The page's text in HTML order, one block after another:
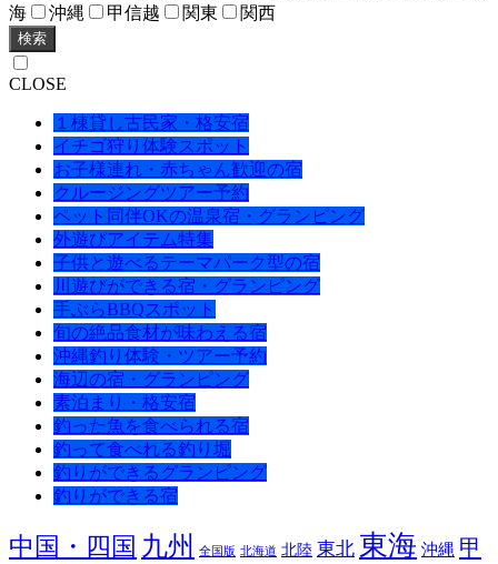
海
沖縄 甲信越 関東 関西
検索
CLOSE
１棟貸し古民家・格安宿
イチゴ狩り体験スポット
お子様連れ・赤ちゃん歓迎の宿
クルージングツアー予約
ペット同伴OKの温泉宿・グランピング
外遊びアイテム特集
子供と遊べるテーマパーク型の宿
川遊びができる宿・グランピング
手ぶらBBQスポット
旬の絶品食材が味わえる宿
沖縄釣り体験・ツアー予約
海辺の宿・グランピング
素泊まり・格安宿
釣った魚を食べられる宿
釣って食べれる釣り堀
釣りができるグランピング
釣りができる宿
中国・四国 九州 全国版 北海道 北陸 東北 東海 沖縄 甲